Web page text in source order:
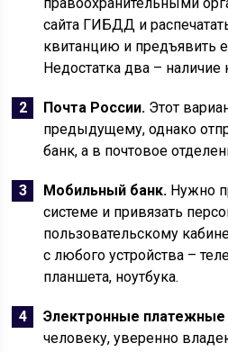
сайта ГИБДД и
квитанцию и предъявить
Недостатка два – наличие
Почта России. Этот
предыдущему, однако
банк, а в почтовое
Мобильный банк. Нужно
системе и привязать
пользовательскому
с любого устройства –
планшета, ноутбука.
Электронные
человеку, уверенно